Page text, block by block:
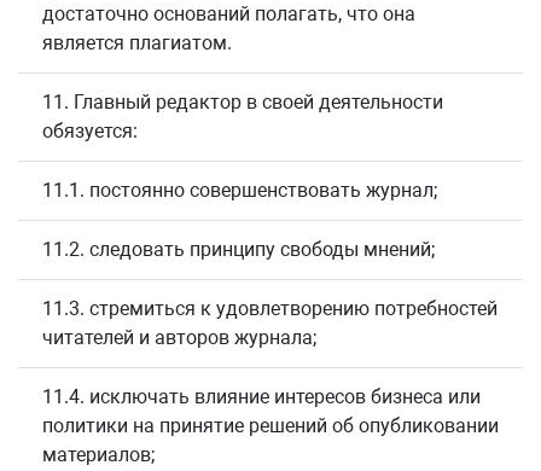
достаточно оснований полагать, что она
является плагиатом.
11. Главный редактор в своей деятельности
обязуется:
11.1. постоянно совершенствовать журнал;
11.2. следовать принципу свободы мнений;
11.3. стремиться к удовлетворению потребностей
читателей и авторов журнала;
11.4. исключать влияние интересов бизнеса или
политики на принятие решений об опубликовании
материалов;